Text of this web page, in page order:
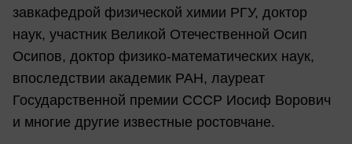
завкафедрой физической химии РГУ, доктор
наук, участник Великой Отечественной Осип
Осипов, доктор физико-математических наук,
впоследствии академик РАН, лауреат
Государственной премии СССР Иосиф Ворович
и многие другие известные ростовчане.